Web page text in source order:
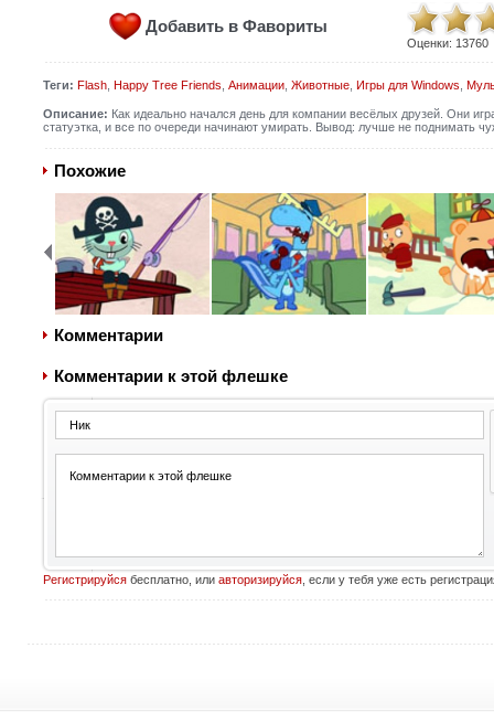
Добавить в Фавориты
Оценки: 13760
Теги: Flash, Happy Tree Friends Анимации, Животные, Игры для Windows
Описание: Как идеально начался день для компании весёлых друзей. Они
статуэтка, и все по очереди начинают умирать. Вывод: лучше не поднимать
Похожие
Комментарии
Комментарии к этой флешке
Регистрируйсябесплатно, или авторизируйся, если у тебя уже есть